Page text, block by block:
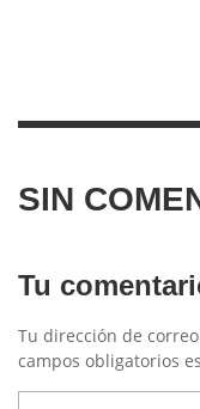
SIN
Tu
Tu dirección de
campos obligatorios